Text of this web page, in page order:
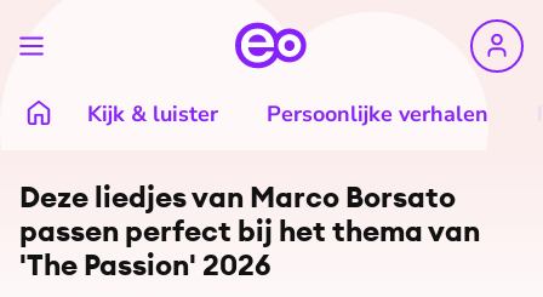
Kijk & luister Persoonlijke verhalen
©Willem-Jan de Bruin
Deze liedjes van Marco Borsato
passen perfect bij het thema van
'The Passion' 2026